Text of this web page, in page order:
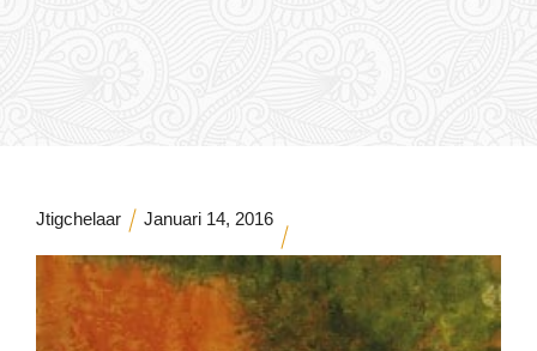
Jtigchelaar Januari 14, 2016